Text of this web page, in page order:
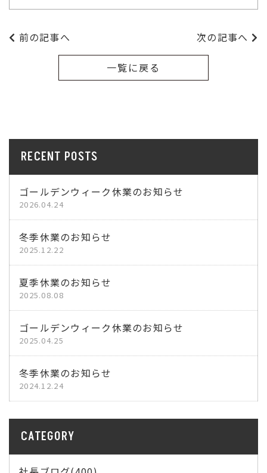
前の記事へ 次の記事へ
一覧に戻る
RECENT POSTS
ゴールデンウィーク休業のお知らせ
2026.04.24
冬季休業のお知らせ
2025.12.22
夏季休業のお知らせ
2025.08.08
ゴールデンウィーク休業のお知らせ
2025.04.25
冬季休業のお知らせ
2024.12.24
CATEGORY